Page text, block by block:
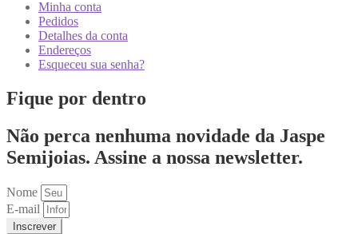
Minha conta
Pedidos
Detalhes da conta
Endereços
Esqueceu sua senha?
Fique por dentro
Não perca nenhuma novidade da Jaspe
Semijoias. Assine a nossa newsletter.
Nome
E-mail
Inscrever